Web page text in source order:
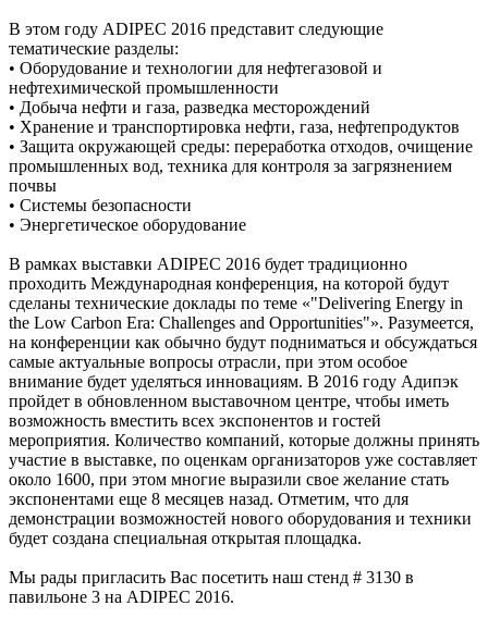
В этом году ADIPEC 2016 представит следующие
тематические разделы:
• Оборудование и технологии для нефтегазовой и
нефтехимической промышленности
• Добыча нефти и газа, разведка месторождений
• Хранение и транспортировка нефти, газа, нефтепродуктов
• Защита окружающей среды: переработка отходов, очищение
промышленных вод, техника для контроля за загрязнением
почвы
• Системы безопасности
• Энергетическое оборудование
В рамках выставки ADIPEC 2016 будет традиционно
проходить Международная конференция, на которой будут
сделаны технические доклады по теме «"Delivering Energy in
the Low Carbon Era: Challenges and Opportunities"». Разумеется,
на конференции как обычно будут подниматься и обсуждаться
самые актуальные вопросы отрасли, при этом особое
внимание будет уделяться инновациям. В 2016 году Адипэк
пройдет в обновленном выставочном центре, чтобы иметь
возможность вместить всех экспонентов и гостей
мероприятия. Количество компаний, которые должны принять
участие в выставке, по оценкам организаторов уже составляет
около 1600, при этом многие выразили свое желание стать
экспонентами еще 8 месяцев назад. Отметим, что для
демонстрации возможностей нового оборудования и техники
будет создана специальная открытая площадка.
Мы рады пригласить Вас посетить наш стенд # 3130 в
павильоне 3 на ADIPEC 2016.